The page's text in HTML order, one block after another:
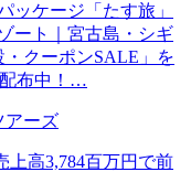
ッケージ「たす旅」
ート｜宮古島・シギ
クーポンSALE」を
配布中！…
アーズ
上高3,784百万円で前